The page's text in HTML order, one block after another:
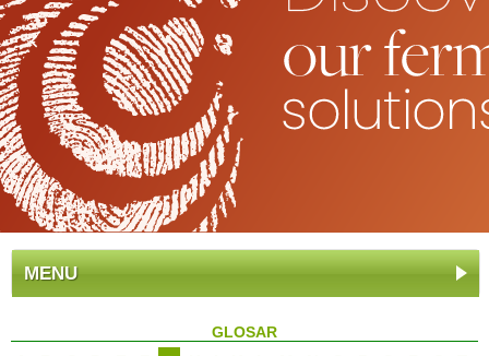
MENU
GLOSAR